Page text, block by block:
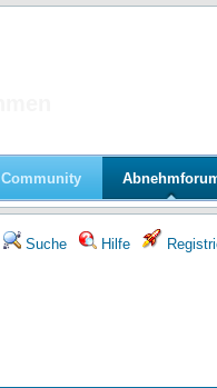
Community
Suche Hilfe